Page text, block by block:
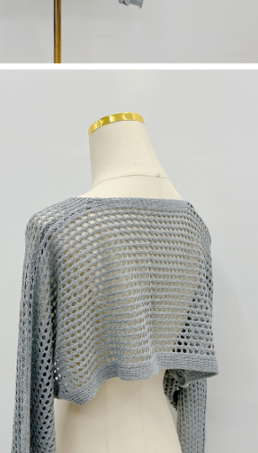
oleh "Taiwan Mobile Co., Ltd." untuk
produk atau perkhidmatan melalui
dan kedai akan menyerahkan hak
persetujuan pembayaran menggunakan
kedai akan memberikan maklumat peribadi
data yang diperlukan untuk bil ansuran oleh
pengguna secara lengkap melalui
userRule